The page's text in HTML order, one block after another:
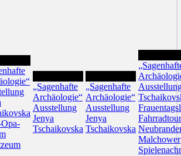
„Sagenhafte
Archäologie“
Ausstellung
Jenya
Tschaikovska
„Sagenhafte
Archäologie“
Ausstellung
Jenya
Tschaikovska
Malchower